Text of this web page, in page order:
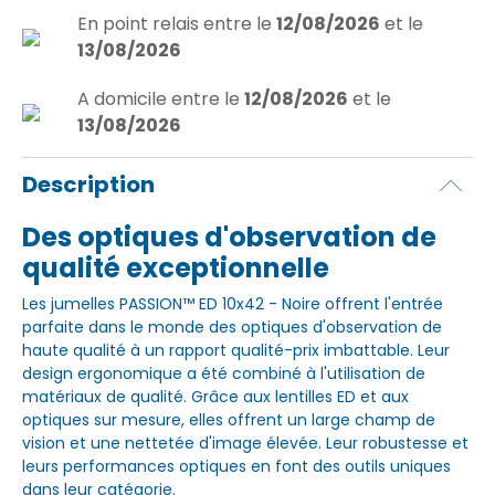
En point relais entre le 12/08/2026 et le
13/08/2026
A domicile entre le 12/08/2026 et le
13/08/2026
Description
Des optiques d'observation de
qualité exceptionnelle
Les jumelles PASSION™ ED 10x42 - Noire offrent l'entrée
parfaite dans le monde des optiques d'observation de
haute qualité à un rapport qualité-prix imbattable. Leur
design ergonomique a été combiné à l'utilisation de
matériaux de qualité. Grâce aux lentilles ED et aux
optiques sur mesure, elles offrent un large champ de
vision et une nettetée d'image élevée. Leur robustesse et
leurs performances optiques en font des outils uniques
dans leur catégorie.